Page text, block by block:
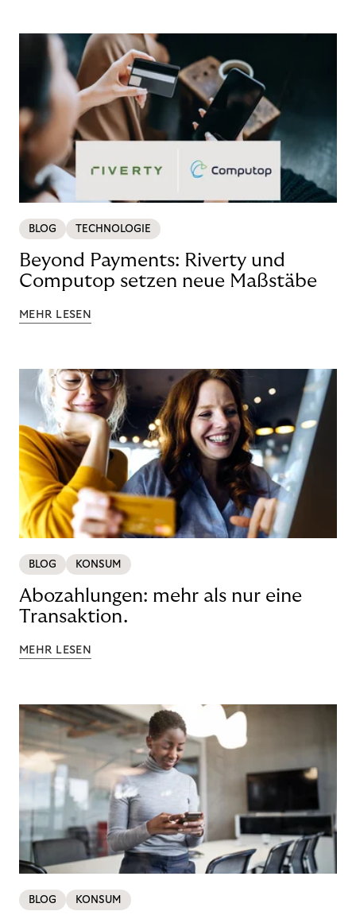
BLOG TECHNOLOGIE
Beyond Payments: Riverty und
Computop setzen neue Maßstäbe
MEHR LESEN
BLOG KONSUM
Abozahlungen: mehr als nur eine
Transaktion.
MEHR LESEN
BLOG KONSUM